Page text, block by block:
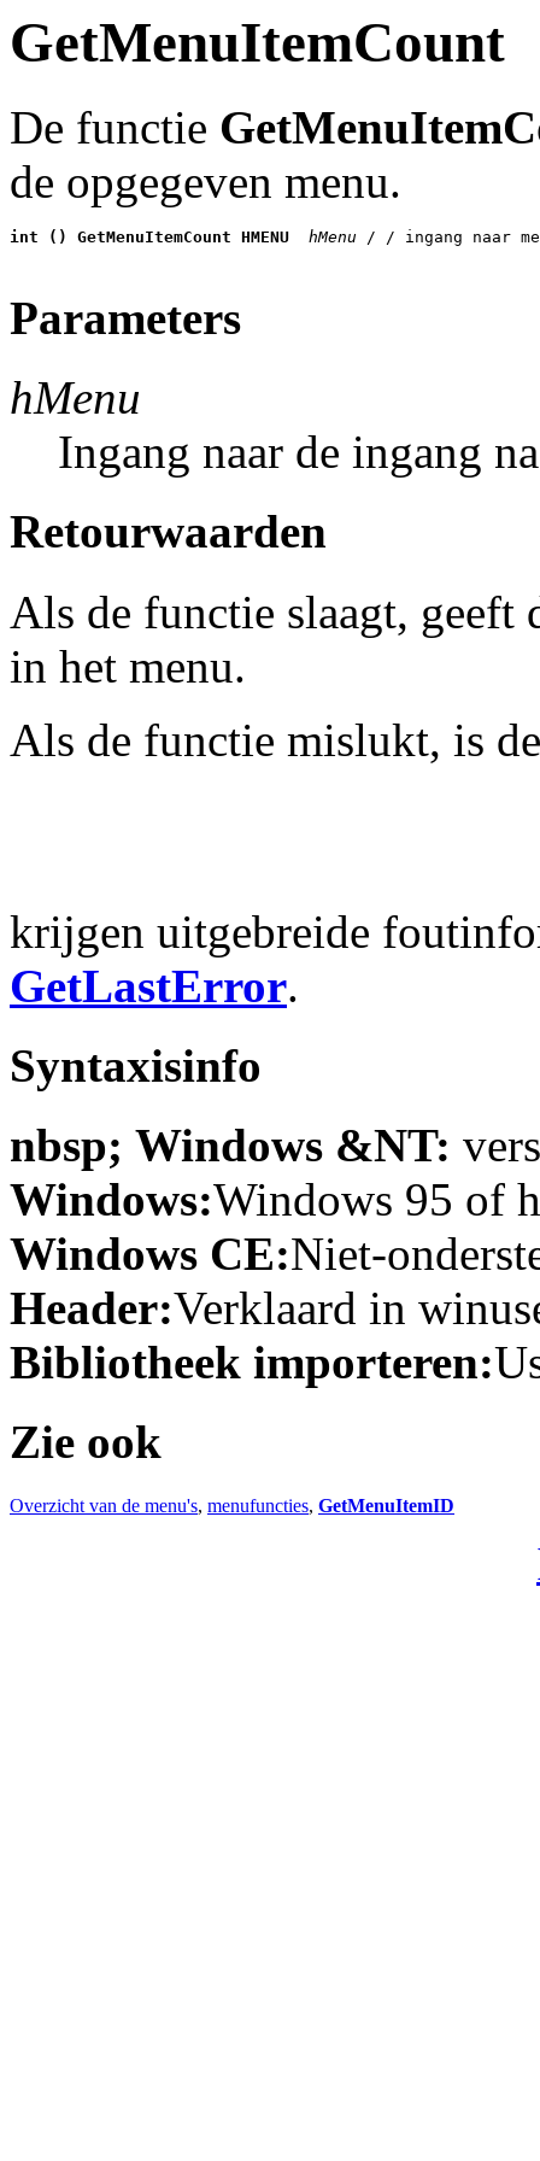
GetMenuItemCount
De functie
de opgegeven menu.
int () GetMenuItemCount HMENU hMenu / / ingang naar
Parameters
hMenu
Ingang naar de ingang
Retourwaarden
Als de functie slaagt, geeft
in het menu.
Als de functie mislukt, is
krijgen uitgebreide
GetLastError.
Syntaxisinfo
nbsp; Windows &NT:
Windows:Windows 95 of
Windows CE:Niet-
Header:Verklaard in
Bibliotheek importeren:
Zie ook
Overzicht van de menu's, menufuncties, GetMenuItemID